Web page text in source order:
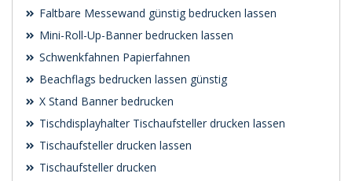
Faltbare Messewand günstig bedrucken lassen
Mini-Roll-Up-Banner bedrucken lassen
Schwenk­fahnen Papierfahnen
Beachflags bedrucken lassen günstig
X Stand Banner bedrucken
Tischdisplayhalter Tischaufsteller drucken lassen
Tischaufsteller drucken lassen
Tischaufsteller drucken